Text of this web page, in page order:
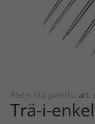
Ateljé Margaretha art.
Trä-i-